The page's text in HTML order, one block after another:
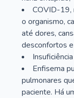
COVID-19,
o organismo,
até dores,
desconfortos
Enfisema
pulmonares
paciente. Há